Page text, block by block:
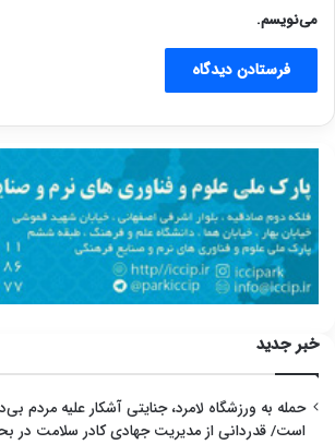
می‌نویسم.
خبر جدید
حمله به ورزشگاه لامرد، جنایتی آشکار علیه مردم
است/ قدردانی از مدیریت جهادی کادر سلامت در